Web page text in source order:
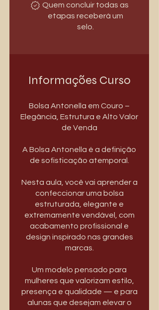
Quem concluir todas as
etapas receberá um
selo.
Informações Curso
Bolsa Antonella em Couro –
Elegância, Estrutura e Alto Valor
de Venda
A Bolsa Antonella é a definição
de sofisticação atemporal.
Nesta aula, você vai aprender a
confeccionar uma bolsa
estruturada, elegante e
extremamente vendável, com
acabamento profissional e
design inspirado nas grandes
marcas.
Um modelo pensado para
mulheres que valorizam estilo,
presença e qualidade — e para
alunas que desejam elevar o